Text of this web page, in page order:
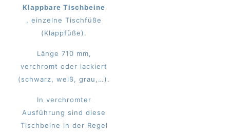
Klappbare Tischbeine
, einzelne Tischfüße
(Klappfüße).
Länge 710 mm,
verchromt oder lackiert
(schwarz, weiß, grau,…).
In verchromter
Ausführung sind diese
Tischbeine in der Regel